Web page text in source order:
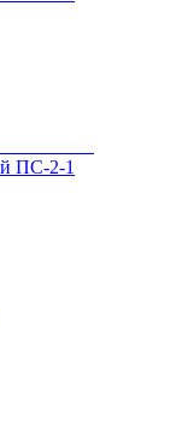
ПС-2-1